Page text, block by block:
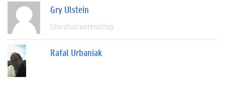
Gry Ulstein
Literatuurwetenschap
Rafal Urbaniak